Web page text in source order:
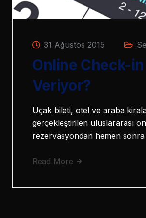
31 Ağustos 2015
Online Check-
Veriyor?
Uçak bileti, otel ve araba
gerçekleştirilen uluslararası
rezervasyondan hemen
Read More